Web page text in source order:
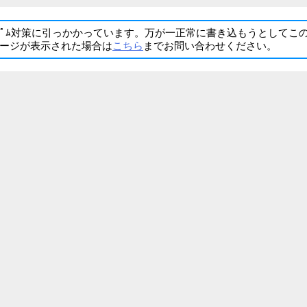
ﾑ対策に引っかかっています。万が一正常に書き込もうとしてこ
ジが表示された場合はこちら までお問い合わせください。